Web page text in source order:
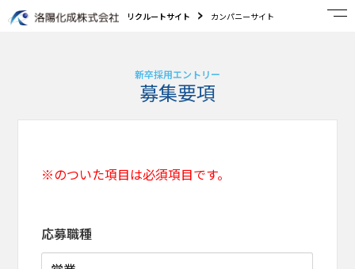
リクルートサイト カンパニーサイト
新卒採用エントリー
募集要項
※のついた項目は必須項目です。
応募職種